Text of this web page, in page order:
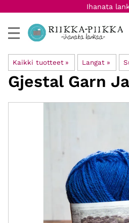
Ihanata
Kaikki tuotteet ‪» Langat ‪»
Gjestal Garn